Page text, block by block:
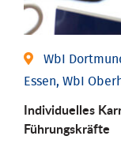
WbI
Essen, WbI
Individu­elles
Führungs­kräfte